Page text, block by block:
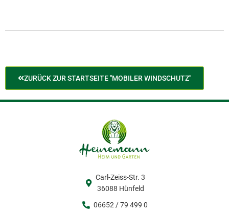
ZURÜCK ZUR STARTSEITE "MOBILER WINDSCHUTZ"
Carl-Zeiss-Str. 3
36088 Hünfeld
06652 / 79 499 0